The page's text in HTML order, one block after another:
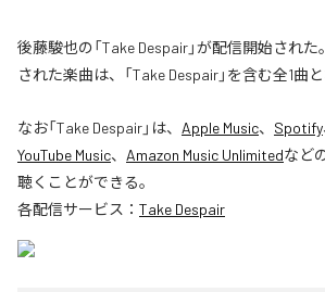
後藤駿也の「Take Despair」が配信開始され
された楽曲は、「Take Despair」を含む全1曲
なお「Take Despair」は、 Apple Music、 Spotify
YouTube Music、 Amazon Music Unlimitedなど
聴くことができる。
各配信サービス： Take Despair